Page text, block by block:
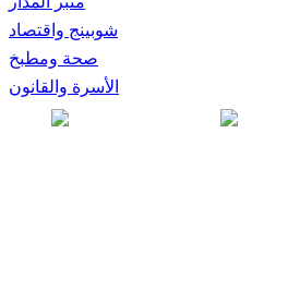
شوبينج واقتصاد
صحة ومطبخ
الأسرة والقانون